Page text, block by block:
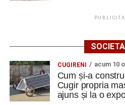
CUGIRENI acum 10
Cum și-a
Cugir propria
ajuns și la o